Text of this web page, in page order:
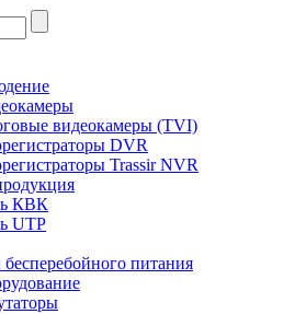
видеокамеры (TVI)
DVR
Trassir NVR
КВК
UTP
питания